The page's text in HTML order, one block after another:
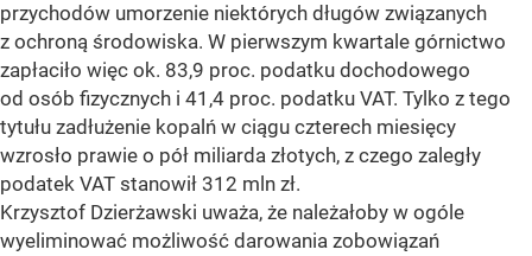
przychodów umorzenie niektórych długów związanych
z ochroną środowiska. W pierwszym kwartale górnictwo
zapłaciło więc ok. 83,9 proc. podatku dochodowego
od osób fizycznych i 41,4 proc. podatku VAT. Tylko z tego
tytułu zadłużenie kopalń w ciągu czterech miesięcy
wzrosło prawie o pół miliarda złotych, z czego zaległy
podatek VAT stanowił 312 mln zł.
Krzysztof Dzierżawski uważa, że należałoby w ogóle
wyeliminować możliwość darowania zobowiązań